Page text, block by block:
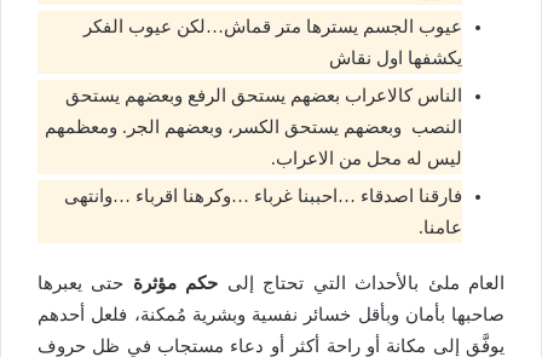
عيوب الجسم يسترها متر قماش…لكن عيوب الفكر
يكشفها اول نقاش
الناس كالاعراب بعضهم يستحق الرفع وبعضهم يستحق
النصب وبعضهم يستحق الكسر، وبعضهم الجر. ومعظمهم
ليس له محل من الاعراب.
فارقنا اصدقاء …احببنا غرباء …وكرهنا اقرباء …وانتهى
عامنا.
العام ملئ بالأحداث التي تحتاج إلى حكم مؤثرة حتى يعبرها
صاحبها بأمان وبأقل خسائر نفسية وبشرية مُمكنة، فلعل أحدهم
يوفَّق إلى مكانة أو راحة أكثر أو دعاء مستجاب في ظل حروف